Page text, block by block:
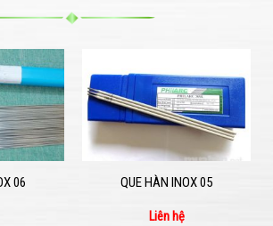
06 QUE HÀN INOX 05
Liên hệ